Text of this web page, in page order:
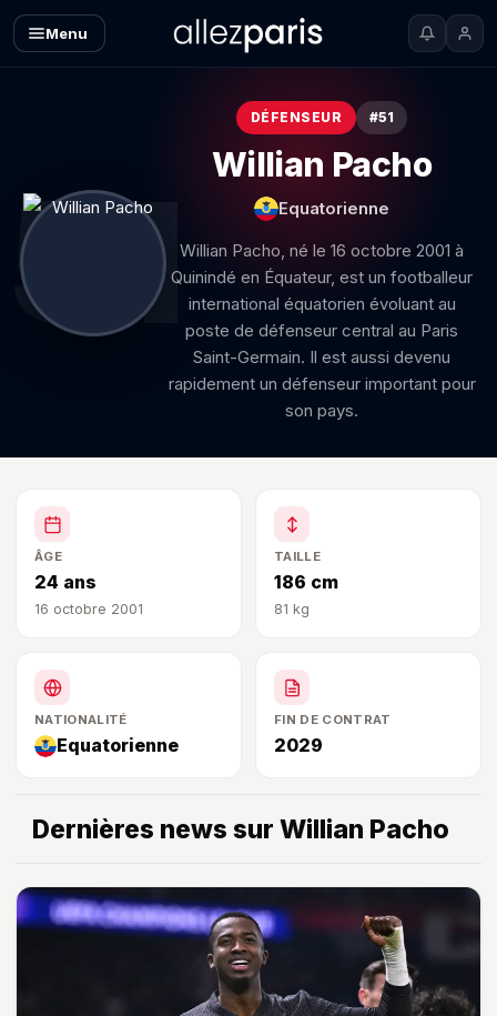
Menu
51
DÉFENSEUR #51
Willian Pacho
Equatorienne
Willian Pacho, né le 16 octobre 2001 à
Quinindé en Équateur, est un footballeur
international équatorien évoluant au
poste de défenseur central au Paris
Saint-Germain. Il est aussi devenu
rapidement un défenseur important pour
son pays.
ÂGE
24 ans
16 octobre 2001
TAILLE
186 cm
81 kg
NATIONALITÉ
Equatorienne
FIN DE CONTRAT
2029
Dernières news sur Willian Pacho